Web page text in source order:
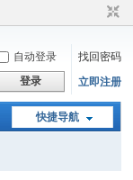
自动登录
找回密码
登录 立即注册
快捷导航